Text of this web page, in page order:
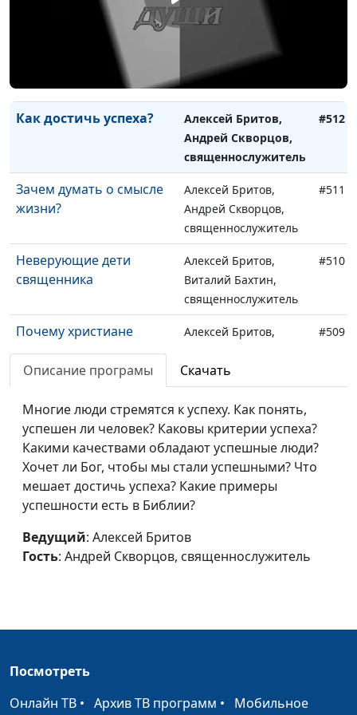
священнослужитель
Криптовалюта: в чем
Андрей Скворцов,
священнослужитель
Как достичь успеха?
Алексей Бритов,
Андрей Скворцов,
священнослужитель
#512
Зачем думать о смысле
жизни?
Алексей Бритов,
Андрей Скворцов,
священнослужитель
#511
Неверующие дети
священника
Алексей Бритов,
Виталий Бахтин,
священнослужитель
#510
Почему христиане
проповедуют
Евангелие?
Алексей Бритов,
священнослужитель
#509
Можно ли верующим
людям обращаться к
врачам?
Алексей Бритов,
Виталий Бахтин,
священнослужитель
Можно ли понять
Библию?
Алексей Бритов,
Виталий Бахтин,
священнослужитель
Учение Иисуса Христа
Алексей Бритов,
Виталий Бахтин,
пить алкоголь?
Виталий Бахтин,
грех?
Виталий Бахтин,
Описание програмы Скачать
Многие люди стремятся к успеху. Как понять,
успешен ли человек? Каковы критерии успеха?
Какими качествами обладают успешные люди?
Хочет ли Бог, чтобы мы стали успешными? Что
мешает достичь успеха? Какие примеры
успешности есть в Библии?
Ведущий: Алексей Бритов
Гость: Андрей Скворцов, священнослужитель
Посмотреть
Онлайн ТВ • Архив ТВ программ • Мобильное